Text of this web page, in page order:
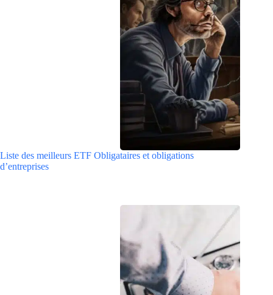
Liste des meilleurs ETF Obligataires et obligations
d’entreprises